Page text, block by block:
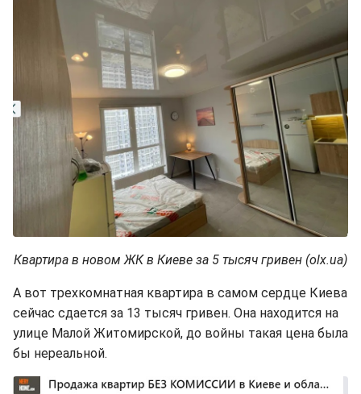
Квартира в новом ЖК в Киеве за 5 тысяч гривен (olx.ua)
А вот трехкомнатная квартира в самом сердце Киева
сейчас сдается за 13 тысяч гривен. Она находится на
улице Малой Житомирской, до войны такая цена была
бы нереальной.